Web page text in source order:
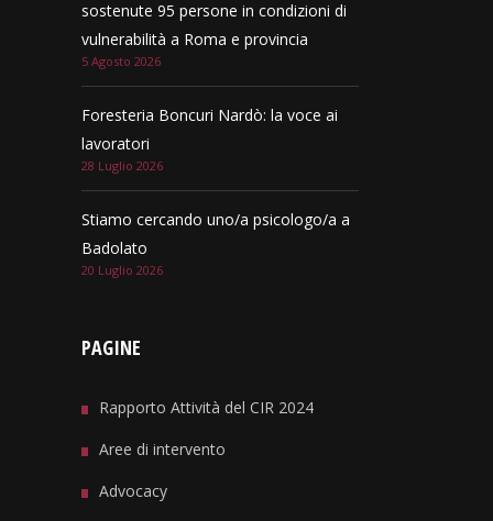
sostenute 95 persone in condizioni di
vulnerabilità a Roma e provincia
5 Agosto 2026
Foresteria Boncuri Nardò: la voce ai
lavoratori
28 Luglio 2026
Stiamo cercando uno/a psicologo/a a
Badolato
20 Luglio 2026
PAGINE
Rapporto Attività del CIR 2024
Aree di intervento
Advocacy